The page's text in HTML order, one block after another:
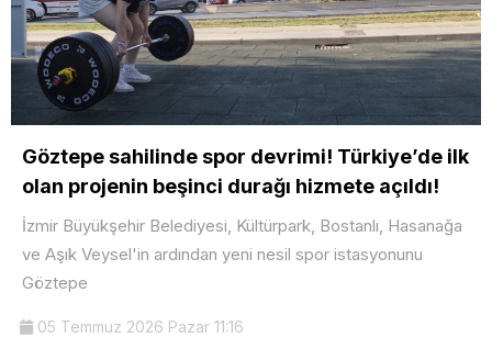
Göztepe sahilinde spor devrimi! Türkiye’de ilk
olan projenin beşinci durağı hizmete açıldı!
İzmir Büyükşehir Belediyesi, Kültürpark, Bostanlı, Hasanağa
ve Aşık Veysel'in ardından yeni nesil spor istasyonunu
Göztepe
05 Temmuz 2026 Pazar 11:16